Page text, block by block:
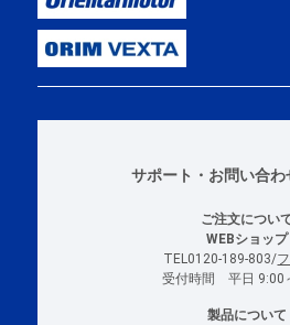
サポート・お問い合わ
ご注文につい
WEBショップ
TEL0120-189-803/
受付時間 平日 9:00
製品について